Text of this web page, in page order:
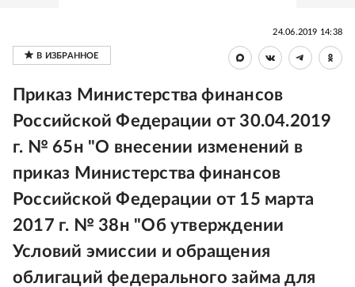
24.06.2019 14:38
Приказ Министерства финансов
Российской Федерации от 30.04.2019
г. № 65н "О внесении изменений в
приказ Министерства финансов
Российской Федерации от 15 марта
2017 г. № 38н "Об утверждении
Условий эмиссии и обращения
облигаций федерального займа для